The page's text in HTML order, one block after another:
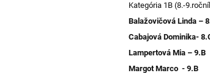
Kategória 1B (8.-
Balažovičová Linda –
Cabajová Dominika-
Lampertová Mia – 9.B
Margot Marco - 9.B